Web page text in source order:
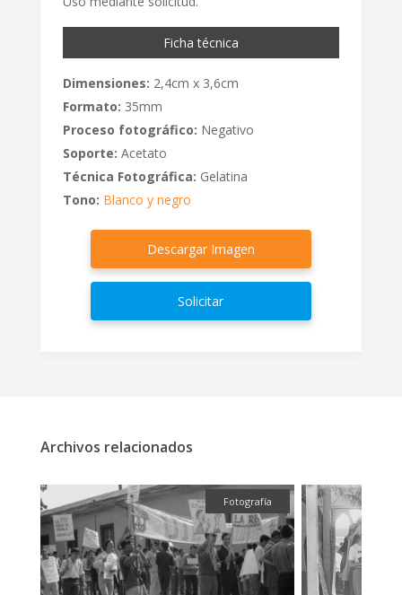
Ficha técnica
Dimensiones: 2,4cm x 3,6cm
Formato: 35mm
Proceso fotográfico: Negativo
Soporte: Acetato
Técnica Fotográfica: Gelatina
Tono: Blanco y negro
Descargar Imagen
Solicitar
Archivos relacionados
Fotografía